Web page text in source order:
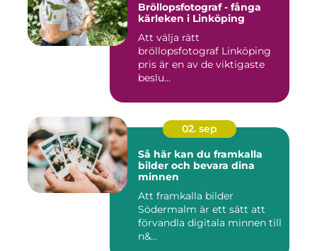
Bröllopsfotograf - fånga
kärleken i Linköping
Att välja rätt
bröllopsfotograf Linköping
pris är en av de viktigaste
beslu...
02. sep
Så här kan du framkalla
bilder och bevara dina
minnen
Att framkalla bilder
Södermalm är ett sätt att
förvandla digitala minnen till
n&...